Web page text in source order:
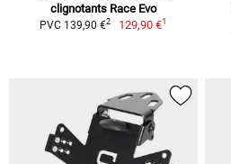
clignotants Race Evo
PVC 139,90 €2 129,90 €1